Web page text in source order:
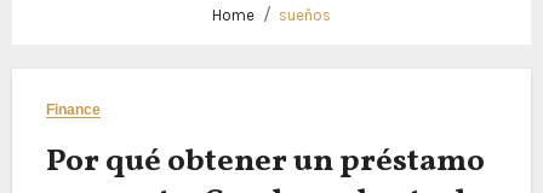
Home sueños
Finance
Por qué obtener un préstamo